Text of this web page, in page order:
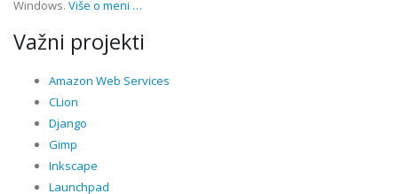
Windows. Više o meni …
Važni projekti
Amazon Web Services
CLion
Django
Gimp
Inkscape
Launchpad